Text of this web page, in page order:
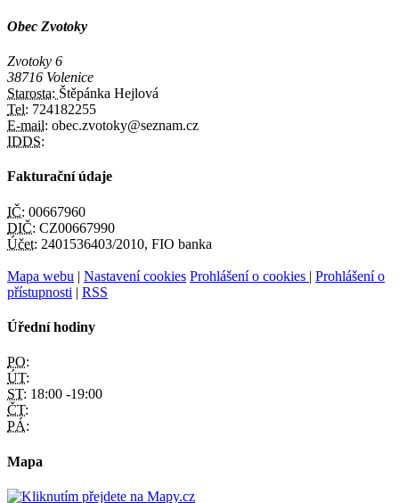
Obec Zvotoky
Zvotoky 6
38716 Volenice
Starosta: Štěpánka Hejlová
Tel: 724182255
E-mail: obec.zvotoky@seznam.cz
IDDS:
Fakturační údaje
IČ: 00667960
DIČ: CZ00667990
Účet: 2401536403/2010, FIO banka
Mapa webu | Nastavení cookies Prohlášení o cookies | Prohlášení o
přístupnosti | RSS
Úřední hodiny
PO:
ÚT:
ST: 18:00 -19:00
ČT:
PÁ:
Mapa